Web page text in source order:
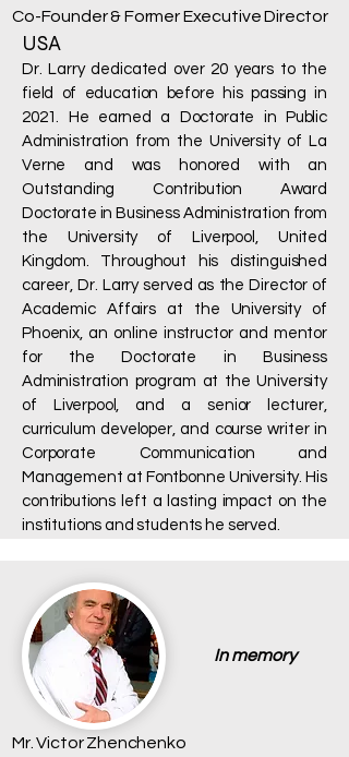
Co-Founder & Former Executive Director
USA
Dr. Larry dedicated over 20 years to the
field of education before his passing in
2021. He earned a Doctorate in Public
Administration from the University of La
Verne and was honored with an
Outstanding Contribution Award
Doctorate in Business Administration from
the University of Liverpool, United
Kingdom. Throughout his distinguished
career, Dr. Larry served as the Director of
Academic Affairs at the University of
Phoenix, an online instructor and mentor
for the Doctorate in Business
Administration program at the University
of Liverpool, and a senior lecturer,
curriculum developer, and course writer in
Corporate Communication and
Management at Fontbonne University. His
contributions left a lasting impact on the
institutions and students he served.
In memory
Mr. Victor Zhenchenko